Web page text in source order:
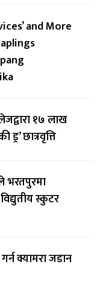
and More
१७ लाख
छात्रवृत्ति
भरतपुरमा
स्कुटर
क्यामरा जडान